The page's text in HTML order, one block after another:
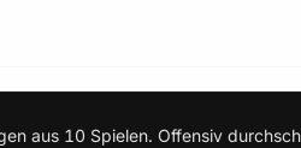
aus 10 Spielen. Offensiv